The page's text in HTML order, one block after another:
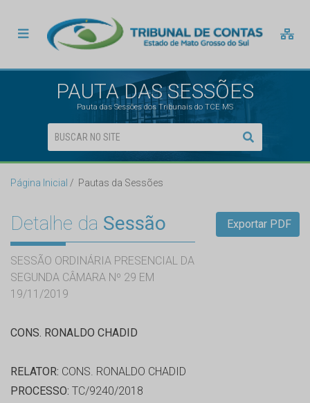
PAUTA DAS SESSÕES
Pauta das Sessões dos Tribunais do TCE MS
Página Inicial Pautas da Sessões
Detalhe da Sessão
SESSÃO ORDINÁRIA PRESENCIAL DA
SEGUNDA CÂMARA Nº 29 EM
19/11/2019
Exportar PDF
CONS. RONALDO CHADID
RELATOR: CONS. RONALDO CHADID
PROCESSO: TC/9240/2018